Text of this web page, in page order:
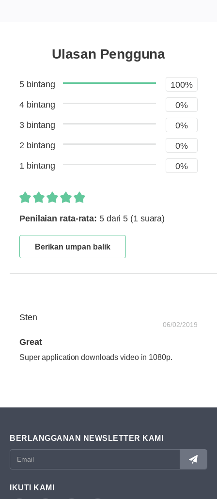
Ulasan Pengguna
5 bintang 100%
4 bintang 0%
3 bintang 0%
2 bintang 0%
1 bintang 0%
Penilaian rata-rata: 5 dari 5 (1 suara)
Berikan umpan balik
Sten
06/02/2019
Great
Super application downloads video in 1080p.
BERLANGGANAN NEWSLETTER KAMI
IKUTI KAMI